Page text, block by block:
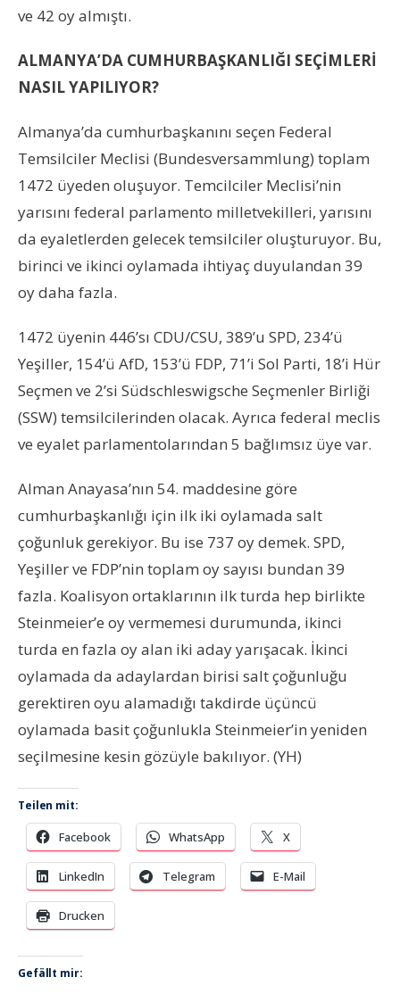
ve 42 oy almıştı.
ALMANYA’DA CUMHURBAŞKANLIĞI SEÇİMLERİ
NASIL YAPILIYOR?
Almanya’da cumhurbaşkanını seçen Federal
Temsilciler Meclisi (Bundesversammlung) toplam
1472 üyeden oluşuyor. Temcilciler Meclisi’nin
yarısını federal parlamento milletvekilleri, yarısını
da eyaletlerden gelecek temsilciler oluşturuyor. Bu,
birinci ve ikinci oylamada ihtiyaç duyulandan 39
oy daha fazla.
1472 üyenin 446’sı CDU/CSU, 389’u SPD, 234’ü
Yeşiller, 154’ü AfD, 153’ü FDP, 71’i Sol Parti, 18’i Hür
Seçmen ve 2’si Südschleswigsche Seçmenler Birliği
(SSW) temsilcilerinden olacak. Ayrıca federal meclis
ve eyalet parlamentolarından 5 bağlımsız üye var.
Alman Anayasa’nın 54. maddesine göre
cumhurbaşkanlığı için ilk iki oylamada salt
çoğunluk gerekiyor. Bu ise 737 oy demek. SPD,
Yeşiller ve FDP’nin toplam oy sayısı bundan 39
fazla. Koalisyon ortaklarının ilk turda hep birlikte
Steinmeier’e oy vermemesi durumunda, ikinci
turda en fazla oy alan iki aday yarışacak. İkinci
oylamada da adaylardan birisi salt çoğunluğu
gerektiren oyu alamadığı takdirde üçüncü
oylamada basit çoğunlukla Steinmeier’in yeniden
seçilmesine kesin gözüyle bakılıyor. (YH)
Teilen mit:
Facebook WhatsApp X
LinkedIn Telegram E-Mail
Drucken
Gefällt mir: